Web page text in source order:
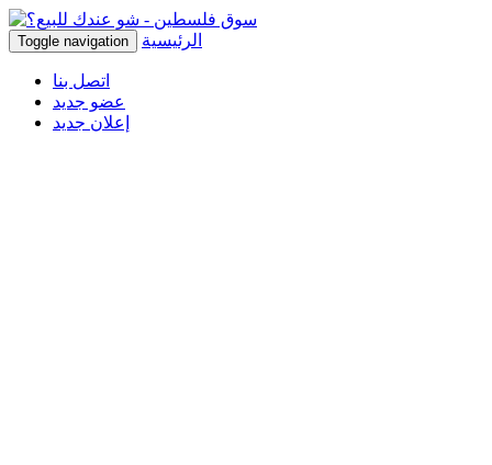
Toggle navigation الرئيسية
اتصل بنا
عضو جديد
إعلان جديد